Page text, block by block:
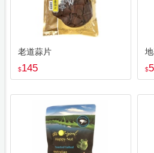
老道蒜片
$145 $